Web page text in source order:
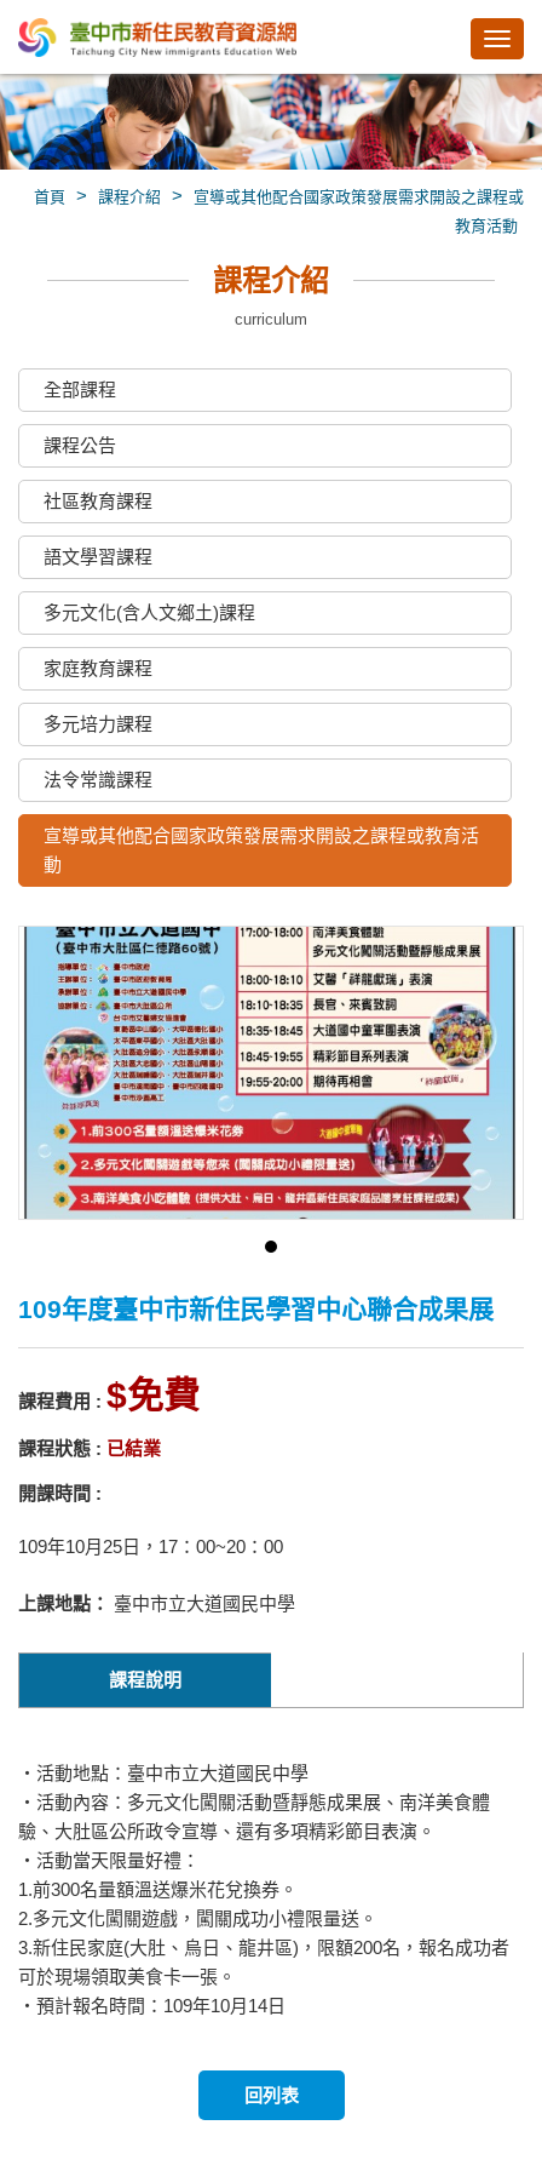
首頁 > 課程介紹 >
宣導或其他配合國家政策發展需求開設之課程或
教育活動
課程介紹
curriculum
全部課程
課程公告
社區教育課程
語文學習課程
多元文化(含人文鄉土)課程
家庭教育課程
多元培力課程
法令常識課程
宣導或其他配合國家政策發展需求開設之課程或教育活
動
109年度臺中市新住民學習中心聯合成果展
課程費用 : 免費
課程狀態 : 已結業
開課時間 :
109年10月25日，17：00~20：00
上課地點： 臺中市立大道國民中學
課程說明
‧活動地點：臺中市立大道國民中學
‧活動內容：多元文化闖關活動暨靜態成果展、南洋美食體
驗、大肚區公所政令宣導、還有多項精彩節目表演。
‧活動當天限量好禮：
1.前300名量額溫送爆米花兌換券。
2.多元文化闖關遊戲，闖關成功小禮限量送。
3.新住民家庭(大肚、烏日、龍井區)，限額200名，報名成功者
可於現場領取美食卡一張。
‧預計報名時間：109年10月14日
回列表